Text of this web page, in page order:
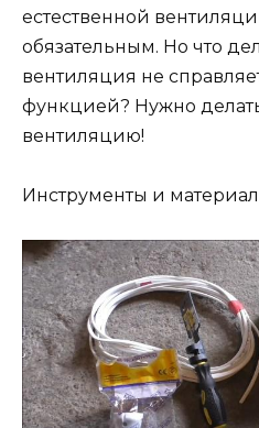
естественной
обязательным. Но что
вентиляция не
функцией? Нужно
вентиляцию!
Инструменты и